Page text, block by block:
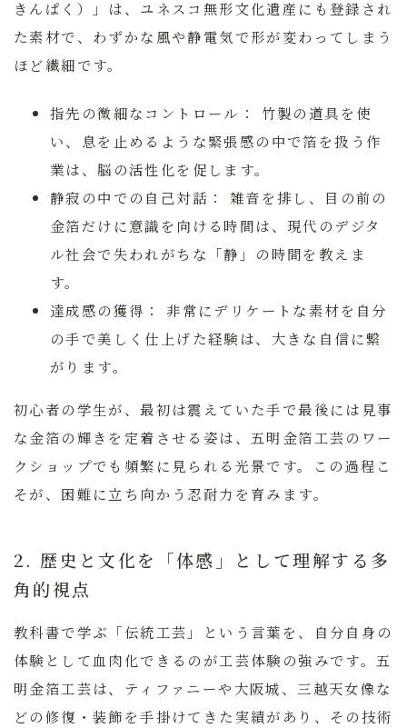
きんぱく）」は、ユネスコ無形文化遺産にも登録され
た素材で、わずかな風や静電気で形が変わってしまう
ほど繊細です。
指先の微細なコントロール：
竹製の道具を使
い、息を止めるような緊張感の中で箔を扱う作
業は、脳の活性化を促します。
静寂の中での自己対話：
雑音を排し、目の前の
金箔だけに意識を向ける時間は、現代のデジタ
ル社会で失われがちな「静」の時間を教えま
す。
達成感の獲得：
非常にデリケートな素材を自分
の手で美しく仕上げた経験は、大きな自信に繋
がります。
初心者の学生が、最初は震えていた手で最後には見事
な金箔の輝きを定着させる姿は、五明金箔工芸のワー
クショップでも頻繁に見られる光景です。この過程こ
そが、困難に立ち向かう忍耐力を育みます。
2. 歴史と文化を「体感」として理解する多
角的視点
教科書で学ぶ「伝統工芸」という言葉を、自分自身の
体験として血肉化できるのが工芸体験の強みです。五
明金箔工芸は、ティファニーや大阪城、三越天女像な
どの修復・装飾を手掛けてきた実績があり、その技術